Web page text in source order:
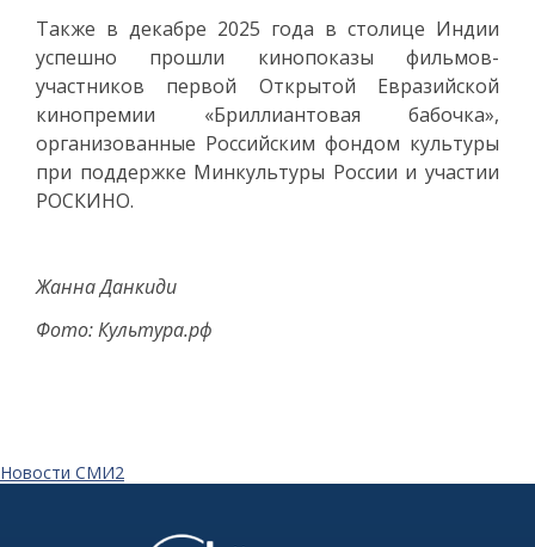
Также в декабре 2025 года в столице Индии
успешно прошли кинопоказы фильмов-
участников первой Открытой Евразийской
кинопремии «Бриллиантовая бабочка»,
организованные Российским фондом культуры
при поддержке Минкультуры России и участии
РОСКИНО.
Жанна Данкиди
Фото: Культура.рф
Новости СМИ2